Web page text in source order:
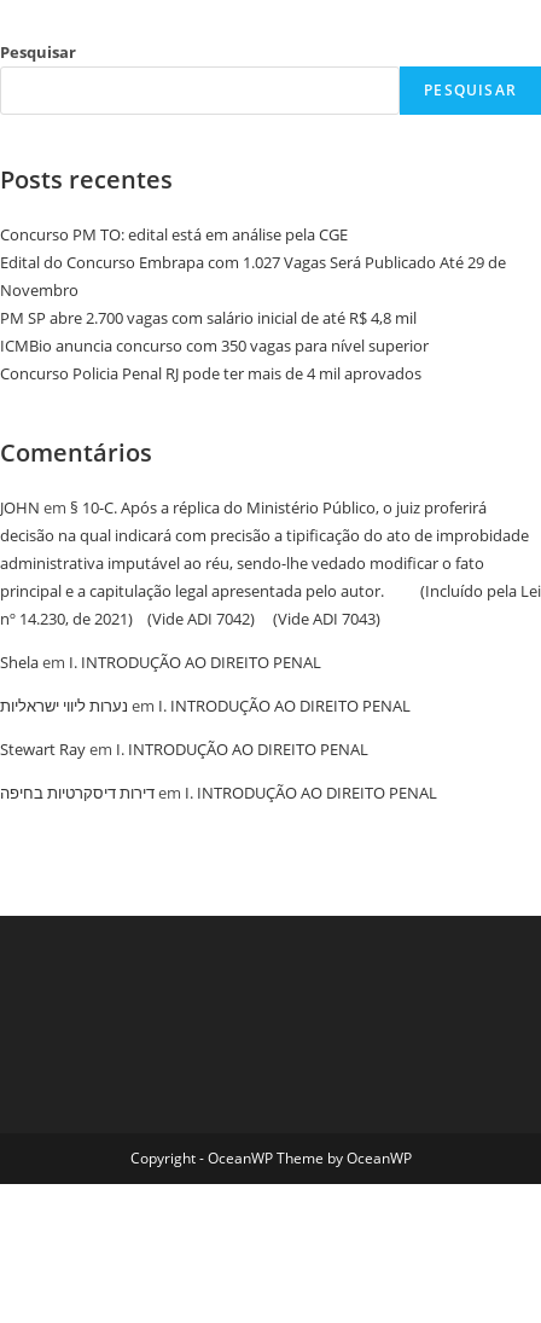
Pesquisar
PESQUISAR
Posts recentes
Concurso PM TO: edital está em análise pela CGE
Edital do Concurso Embrapa com 1.027 Vagas Será Publicado Até 29 de
Novembro
PM SP abre 2.700 vagas com salário inicial de até R$ 4,8 mil
ICMBio anuncia concurso com 350 vagas para nível superior
Concurso Policia Penal RJ pode ter mais de 4 mil aprovados
Comentários
JOHN em § 10-C. Após a réplica do Ministério Público, o juiz proferirá
decisão na qual indicará com precisão a tipificação do ato de improbidade
administrativa imputável ao réu, sendo-lhe vedado modificar o fato
principal e a capitulação legal apresentada pelo autor. (Incluído pela Lei
nº 14.230, de 2021) (Vide ADI 7042) (Vide ADI 7043)
Shelaem I. INTRODUÇÃO AO DIREITO PENAL
נערות ליווי ישראליות em I. INTRODUÇÃO AO DIREITO PENAL
Stewart Rayem I. INTRODUÇÃO AO DIREITO PENAL
‏דירות דיסקרטיות בחיפהem I. INTRODUÇÃO AO DIREITO PENAL
Copyright - OceanWP Theme by OceanWP